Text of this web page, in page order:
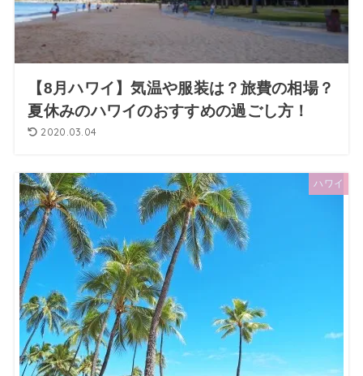
【8月ハワイ】気温や服装は？旅費の相場？
夏休みのハワイのおすすめの過ごし方！
2020.03.04
ハワイ